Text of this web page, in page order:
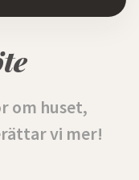
om huset,
vi mer!